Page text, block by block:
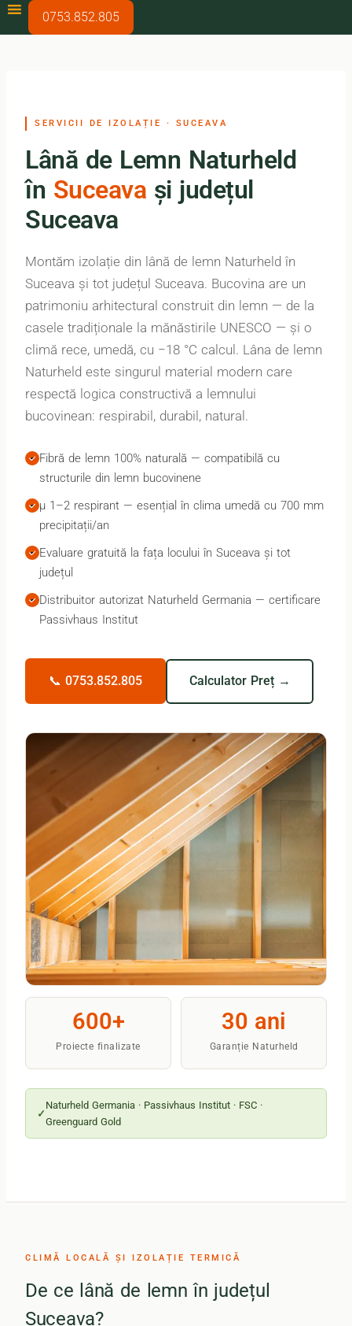
0753.852.805
SERVICII DE IZOLAȚIE · SUCEAVA
Lână de Lemn Naturheld
în Suceava și județul
Suceava
Montăm izolație din lână de lemn Naturheld în
Suceava și tot județul Suceava. Bucovina are un
patrimoniu arhitectural construit din lemn — de la
casele tradiționale la mănăstirile UNESCO — și o
climă rece, umedă, cu −18 °C calcul. Lâna de lemn
Naturheld este singurul material modern care
respectă logica constructivă a lemnului
bucovinean: respirabil, durabil, natural.
Fibră de lemn 100% naturală — compatibilă cu
structurile din lemn bucovinene
μ 1–2 respirant — esențial în clima umedă cu 700 mm
precipitații/an
Evaluare gratuită la fața locului în Suceava și tot
județul
Distribuitor autorizat Naturheld Germania — certificare
Passivhaus Institut
📞 0753.852.805 Calculator Preț →
600+
Proiecte finalizate
30 ani
Garanție Naturheld
Naturheld Germania · Passivhaus Institut · FSC ·
Greenguard Gold
CLIMĂ LOCALĂ ȘI IZOLAȚIE TERMICĂ
De ce lână de lemn în județul
Suceava?